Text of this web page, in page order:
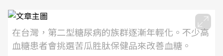
在台灣，第二型糖尿病的族群逐漸年輕化。不少高
血糖患者會挑選苦瓜胜肽保健品來改善血糖。